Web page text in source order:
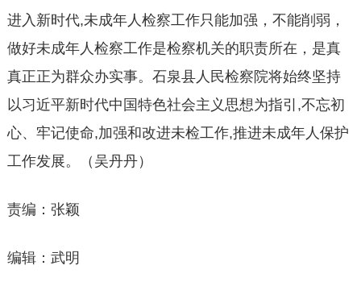
进入新时代,未成年人检察工作只能加强，不能削弱，
做好未成年人检察工作是检察机关的职责所在，是真
真正正为群众办实事。石泉县人民检察院将始终坚持
以习近平新时代中国特色社会主义思想为指引,不忘初
心、牢记使命,加强和改进未检工作,推进未成年人保护
工作发展。（吴丹丹）
责编：张颖
编辑：武明